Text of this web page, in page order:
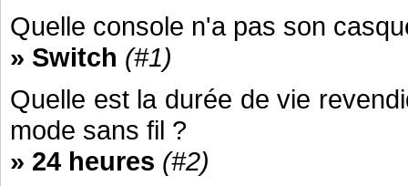
Quelle console n'a pas son
» Switch (#1)
Quelle est la durée de vie
mode sans fil ?
» 24 heures (#2)